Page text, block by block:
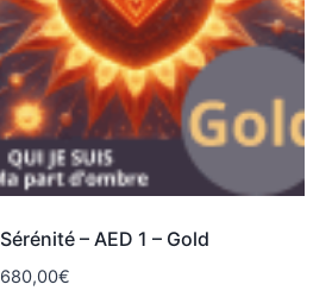
Sérénité – AED 1 – Gold
680,00€